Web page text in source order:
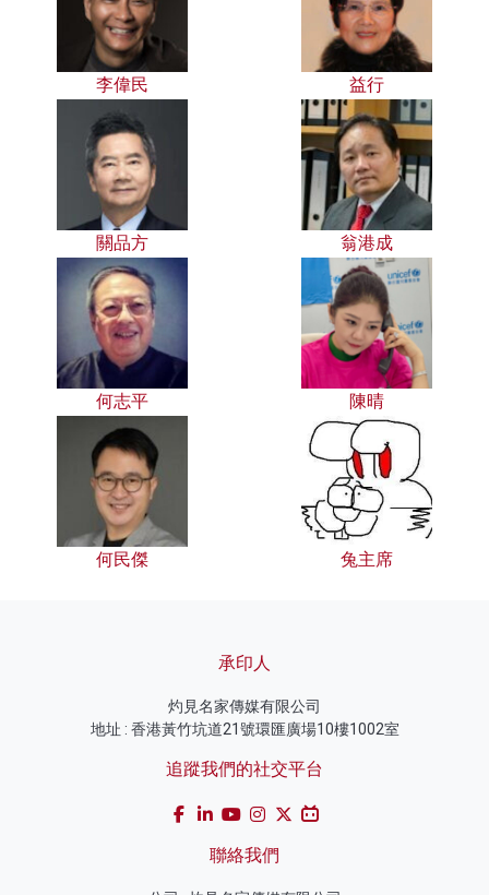
李偉民 益行
關品方 翁港成
何志平 陳晴
何民傑 兔主席
承印人
灼見名家傳媒有限公司
地址 : 香港黃竹坑道21號環匯廣場10樓1002室
追蹤我們的社交平台
聯絡我們